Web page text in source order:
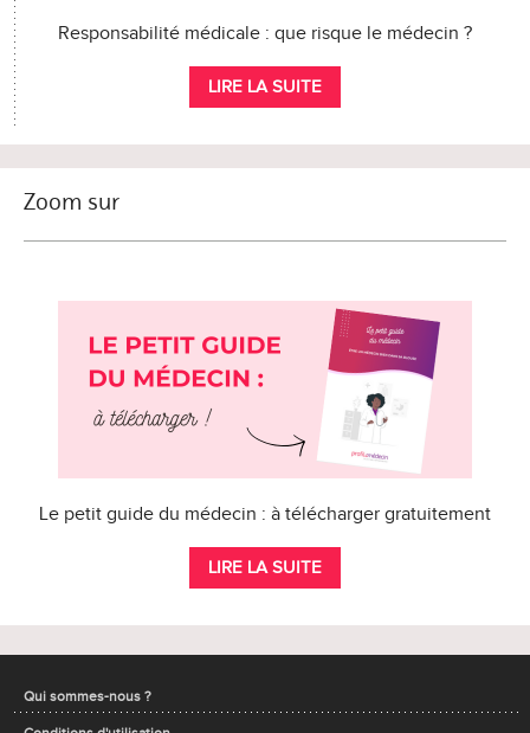
Responsabilité médicale : que risque le médecin ?
LIRE LA SUITE
Zoom sur
Le petit guide du médecin : à télécharger gratuitement
LIRE LA SUITE
Qui sommes-nous ?